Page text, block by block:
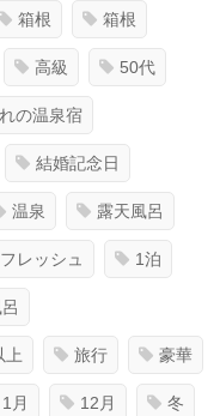
箱根 箱根
高級 50代
の温泉宿
結婚記念日
温泉 露天風呂
レッシュ 1泊
上 旅行 豪華
1月 12月 冬